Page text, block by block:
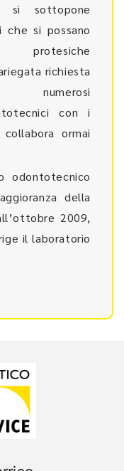
si sottopone
che si possano
richiesta
con i
ormai
odontotecnico
della
2009,
il laboratorio